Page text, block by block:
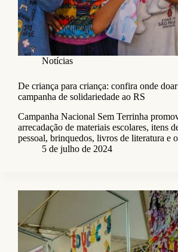
Notícias
De criança para criança: confira onde doar
campanha de solidariedade ao RS
Campanha Nacional Sem Terrinha
arrecadação de materiais escolares, itens
pessoal, brinquedos, livros de literatura e
5 de julho de 2024